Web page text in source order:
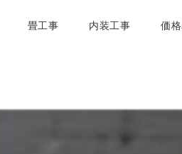
畳工事 内装工事 価